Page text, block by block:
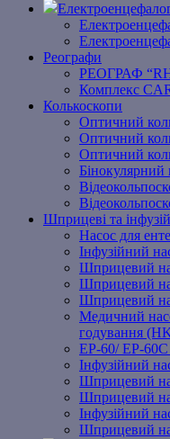
Реографи
РЕОГРАФ
Комплекс
Колькоскопи
Оптичний
Оптичний
Оптичний
Шприцеві та
Насос для
Інфузійний
Шприцевий
Шприцевий
Шприцевий
Медичний
годування
EP-60/ EP-
Інфузійний
Шприцевий
Шприцевий
Інфузійний
Шприцевий